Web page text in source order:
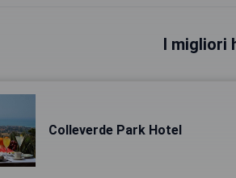
I migliori
Colleverde Park Hotel